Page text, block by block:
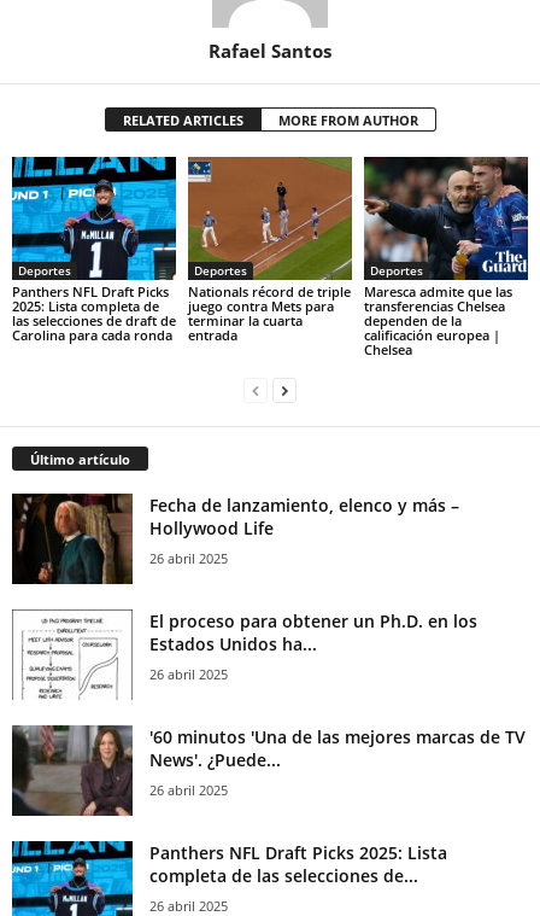
Rafael Santos
RELATED ARTICLES MORE FROM AUTHOR
Deportes
Panthers NFL Draft Picks
2025: Lista completa de
las selecciones de draft de
Carolina para cada ronda
Deportes
Nationals récord de triple
juego contra Mets para
terminar la cuarta
entrada
Deportes
Maresca admite que las
transferencias Chelsea
dependen de la
calificación europea |
Chelsea
Último artículo
Fecha de lanzamiento, elenco y más –
Hollywood Life
26 abril 2025
El proceso para obtener un Ph.D. en los
Estados Unidos ha...
26 abril 2025
'60 minutos 'Una de las mejores marcas de TV
News'. ¿Puede...
26 abril 2025
Panthers NFL Draft Picks 2025: Lista
completa de las selecciones de...
26 abril 2025